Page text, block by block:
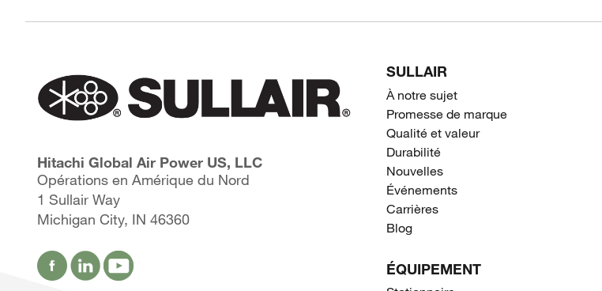
Hitachi Global Air Power US, LLC
Opérations en Amérique du Nord
1 Sullair Way
Michigan City, IN 46360
SULLAIR
À notre sujet
Promesse de marque
Qualité et valeur
Durabilité
Nouvelles
Événements
Carrières
Blog
ÉQUIPEMENT